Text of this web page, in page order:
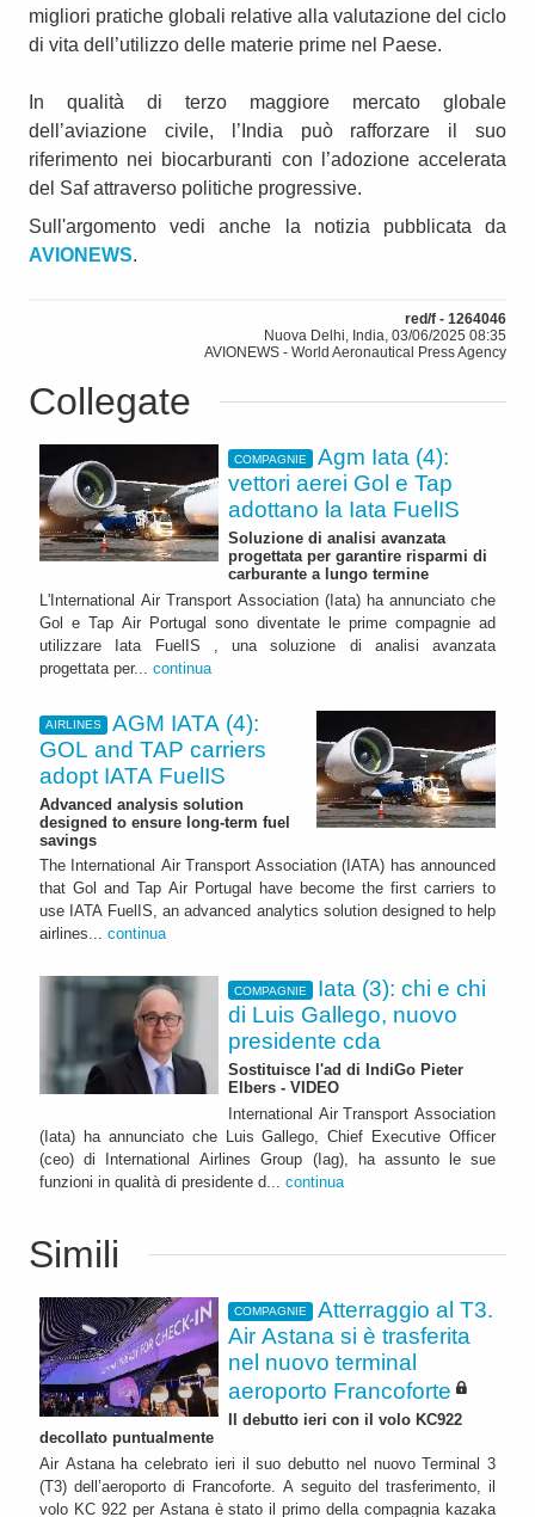
migliori pratiche globali relative alla valutazione del ciclo
di vita dell’utilizzo delle materie prime nel Paese.
In qualità di terzo maggiore mercato globale
dell’aviazione civile, l’India può rafforzare il suo
riferimento nei biocarburanti con l’adozione accelerata
del Saf attraverso politiche progressive.
Sull'argomento vedi anche la notizia pubblicata da
AVIONEWS.
red/f - 1264046
Nuova Delhi, India, 03/06/2025 08:35
AVIONEWS - World Aeronautical Press Agency
Collegate
COMPAGNIE
Agm Iata (4):
vettori aerei Gol e Tap
adottano la Iata FuelIS
Soluzione di analisi avanzata
progettata per garantire risparmi di
carburante a lungo termine
L'International Air Transport Association (Iata) ha annunciato che
Gol e Tap Air Portugal sono diventate le prime compagnie ad
utilizzare Iata FuelIS , una soluzione di analisi avanzata
progettata per... continua
AIRLINES
AGM IATA (4):
GOL and TAP carriers
adopt IATA FuelIS
Advanced analysis solution
designed to ensure long-term fuel
savings
The International Air Transport Association (IATA) has announced
that Gol and Tap Air Portugal have become the first carriers to
use IATA FuelIS, an advanced analytics solution designed to help
airlines... continua
COMPAGNIE
Iata (3): chi e chi
di Luis Gallego, nuovo
presidente cda
Sostituisce l'ad di IndiGo Pieter
Elbers - VIDEO
International Air Transport Association
(Iata) ha annunciato che Luis Gallego, Chief Executive Officer
(ceo) di International Airlines Group (Iag), ha assunto le sue
funzioni in qualità di presidente d... continua
Simili
COMPAGNIE
Atterraggio al T3.
Air Astana si è trasferita
nel nuovo terminal
aeroporto Francoforte
Il debutto ieri con il volo KC922
decollato puntualmente
Air Astana ha celebrato ieri il suo debutto nel nuovo Terminal 3
(T3) dell’aeroporto di Francoforte. A seguito del trasferimento, il
volo KC 922 per Astana è stato il primo della compagnia kazaka